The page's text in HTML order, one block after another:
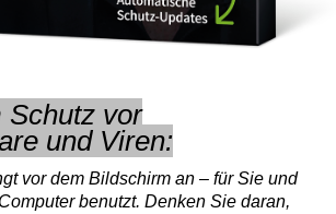
Schutz vor
und Viren:
vor dem Bildschirm an – für Sie und
benutzt. Denken Sie daran,